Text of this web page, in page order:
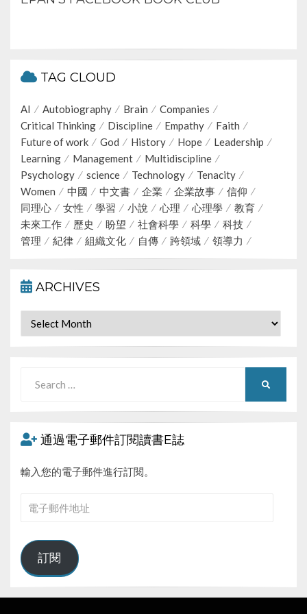
TAG CLOUD
AI Autobiography Brain
Companies
Critical Thinking
Discipline Empathy
Faith
Future of work
God History Hope
Leadership
Learning
Management
Multidiscipline
Psychology
science Technology
Tenacity
Women
中國 中文書 企業 企業故事
信仰
同理心
女性 學習 小說 心理 心理學
教育
未來工作
歷史 盼望 社會科學 科學
科技
管理
紀律 組織文化 自傳 跨領域 領導力
ARCHIVES
Archives
for:
通過電子郵件訂閱讀書E誌
輸入您的電子郵件進行訂閱。
件
地
訂閱